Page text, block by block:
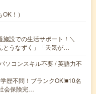
！）
設での生活サポート！＼
とうなずく」「天気が…
ソコンスキル不要 / 英語力不
歴不問！ブランクOK!■10名
会保険完…